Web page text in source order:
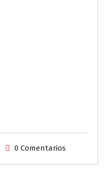
0 Comentarios